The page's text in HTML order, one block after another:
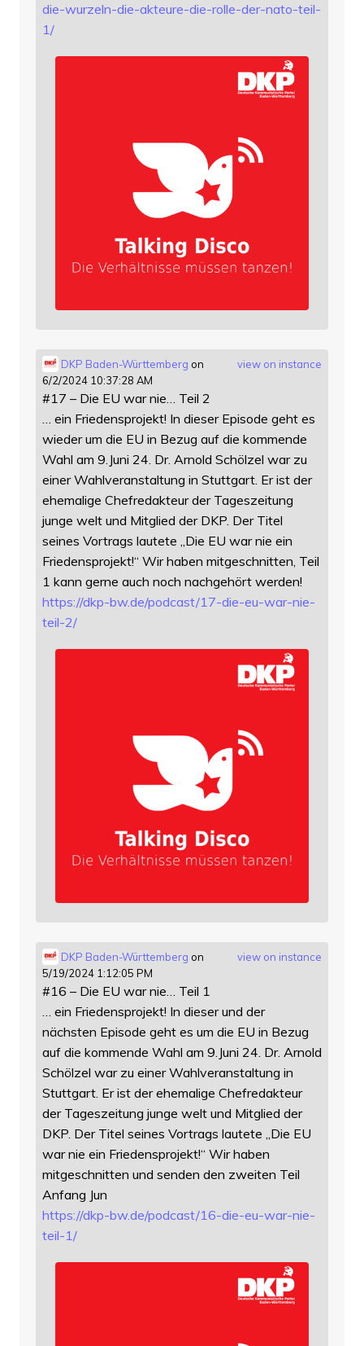
die-wurzeln-die-akteure-die-rolle-der-nato-teil-
1/
view on instance
DKP Baden-Württemberg on
6/2/2024 10:37:28 AM
#17 – Die EU war nie… Teil 2
… ein Friedensprojekt! In dieser Episode geht es
wieder um die EU in Bezug auf die kommende
Wahl am 9.Juni 24. Dr. Arnold Schölzel war zu
einer Wahlveranstaltung in Stuttgart. Er ist der
ehemalige Chefredakteur der Tageszeitung
junge welt und Mitglied der DKP. Der Titel
seines Vortrags lautete „Die EU war nie ein
Friedensprojekt!“ Wir haben mitgeschnitten, Teil
1 kann gerne auch noch nachgehört werden!
https://dkp-bw.de/podcast/17-die-eu-war-nie-
teil-2/
view on instance
DKP Baden-Württemberg on
5/19/2024 1:12:05 PM
#16 – Die EU war nie… Teil 1
… ein Friedensprojekt! In dieser und der
nächsten Episode geht es um die EU in Bezug
auf die kommende Wahl am 9.Juni 24. Dr. Arnold
Schölzel war zu einer Wahlveranstaltung in
Stuttgart. Er ist der ehemalige Chefredakteur
der Tageszeitung junge welt und Mitglied der
DKP. Der Titel seines Vortrags lautete „Die EU
war nie ein Friedensprojekt!“ Wir haben
mitgeschnitten und senden den zweiten Teil
Anfang Jun
https://dkp-bw.de/podcast/16-die-eu-war-nie-
teil-1/